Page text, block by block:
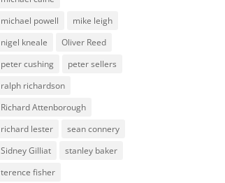
michael powell
mike leigh
nigel kneale
Oliver Reed
peter cushing
peter sellers
ralph richardson
Richard Attenborough
richard lester
sean connery
Sidney Gilliat
stanley baker
terence fisher